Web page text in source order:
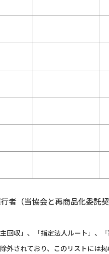
者（当協会と再商品化委
回収」、「指定法人ルート」、
されており、このリストには掲